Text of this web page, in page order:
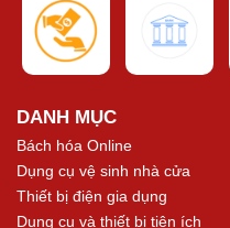
DANH MỤC
Bách hóa Online
Dụng cụ vệ sinh nhà cửa
Thiết bị điện gia dụng
Dụng cụ và thiết bị tiện ích